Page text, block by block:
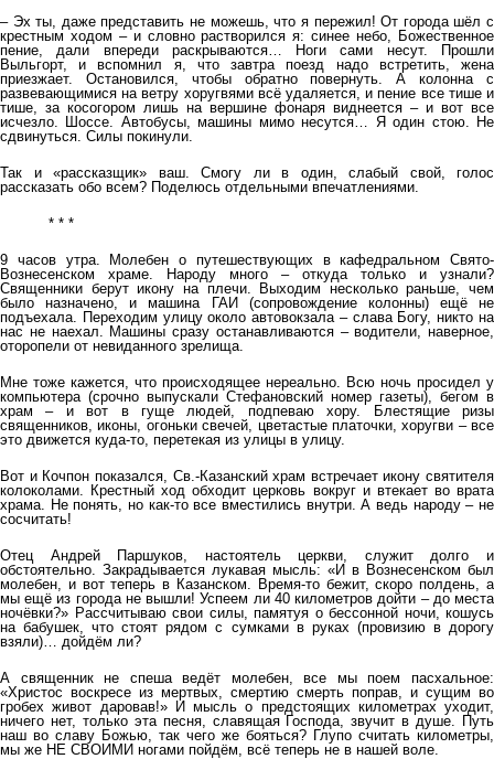
– Эх ты, даже представить не можешь, что я пережил! От города шёл с
крестным ходом – и словно растворился я: синее небо, Божественное
пение, дали впереди раскрываются… Ноги сами несут. Прошли
Выльгорт, и вспомнил я, что завтра поезд надо встретить, жена
приезжает. Остановился, чтобы обратно повернуть. А колонна с
развевающимися на ветру хоругвями всё удаляется, и пение все тише и
тише, за косогором лишь на вершине фонаря виднеется – и вот все
исчезло. Шоссе. Автобусы, машины мимо несутся… Я один стою. Не
сдвинуться. Силы покинули.
Так и «рассказщик» ваш. Смогу ли в один, слабый свой, голос
рассказать обо всем? Поделюсь отдельными впечатлениями.
* * *
9 часов утра. Молебен о путешествующих в кафедральном Свято-
Вознесенском храме. Народу много – откуда только и узнали?
Священники берут икону на плечи. Выходим несколько раньше, чем
было назначено, и машина ГАИ (сопровождение колонны) ещё не
подъехала. Переходим улицу около автовокзала – слава Богу, никто на
нас не наехал. Машины сразу останавливаются – водители, наверное,
оторопели от невиданного зрелища.
Мне тоже кажется, что происходящее нереально. Всю ночь просидел у
компьютера (срочно выпускали Стефановский номер газеты), бегом в
храм – и вот в гуще людей, подпеваю хору. Блестящие ризы
священников, иконы, огоньки свечей, цветастые платочки, хоругви – все
это движется куда-то, перетекая из улицы в улицу.
Вот и Кочпон показался, Св.-Казанский храм встречает икону святителя
колоколами. Крестный ход обходит церковь вокруг и втекает во врата
храма. Не понять, но как-то все вместились внутри. А ведь народу – не
сосчитать!
Отец Андрей Паршуков, настоятель церкви, служит долго и
обстоятельно. Закрадывается лукавая мысль: «И в Вознесенском был
молебен, и вот теперь в Казанском. Время-то бежит, скоро полдень, а
мы ещё из города не вышли! Успеем ли 40 километров дойти – до места
ночёвки?» Рассчитываю свои силы, памятуя о бессонной ночи, кошусь
на бабушек, что стоят рядом с сумками в руках (провизию в дорогу
взяли)… дойдём ли?
А священник не спеша ведёт молебен, все мы поем пасхальное:
«Христос воскресе из мертвых, смертию смерть поправ, и сущим во
гробех живот даровав!» И мысль о предстоящих километрах уходит,
ничего нет, только эта песня, славящая Господа, звучит в душе. Путь
наш во славу Божью, так чего же бояться? Глупо считать километры,
мы же НЕ СВОИМИ ногами пойдём, всё теперь не в нашей воле.